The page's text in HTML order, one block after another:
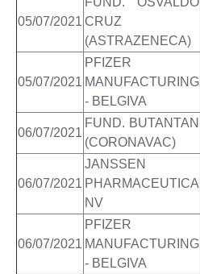
05/07/2021 CRUZ
(ASTRAZENECA)
05/07/2021
PFIZER
MANUFACTURING
- BELGIVA
06/07/2021
FUND. BUTANTAN
(CORONAVAC)
06/07/2021
JANSSEN
PHARMACEUTICA
NV
06/07/2021
PFIZER
MANUFACTURING
- BELGIVA